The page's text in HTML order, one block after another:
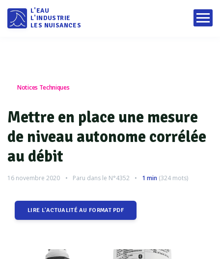
L'EAU
L'INDUSTRIE
LES NUISANCES
Notices Techniques
Mettre en place une mesure
de niveau autonome corrélée
au débit
16 novembre 2020 Paru dans le N°4352 1 min (324 mots)
LIRE L'ACTUALITÉ AU FORMAT PDF